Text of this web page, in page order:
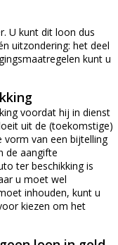
U kunt dit loon dus
uitzondering: het deel
kunt u
voordat hij in dienst
uit de (toekomstige)
vorm van een bijtelling
de aangifte
ter beschikking is
u moet wel
inhouden, kunt u
kiezen om het